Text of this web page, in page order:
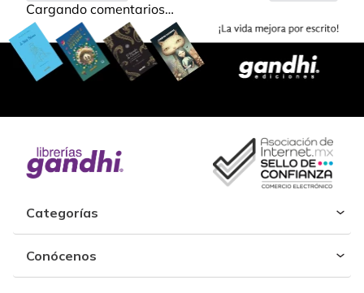
Cargando comentarios…
Categorías
Conócenos